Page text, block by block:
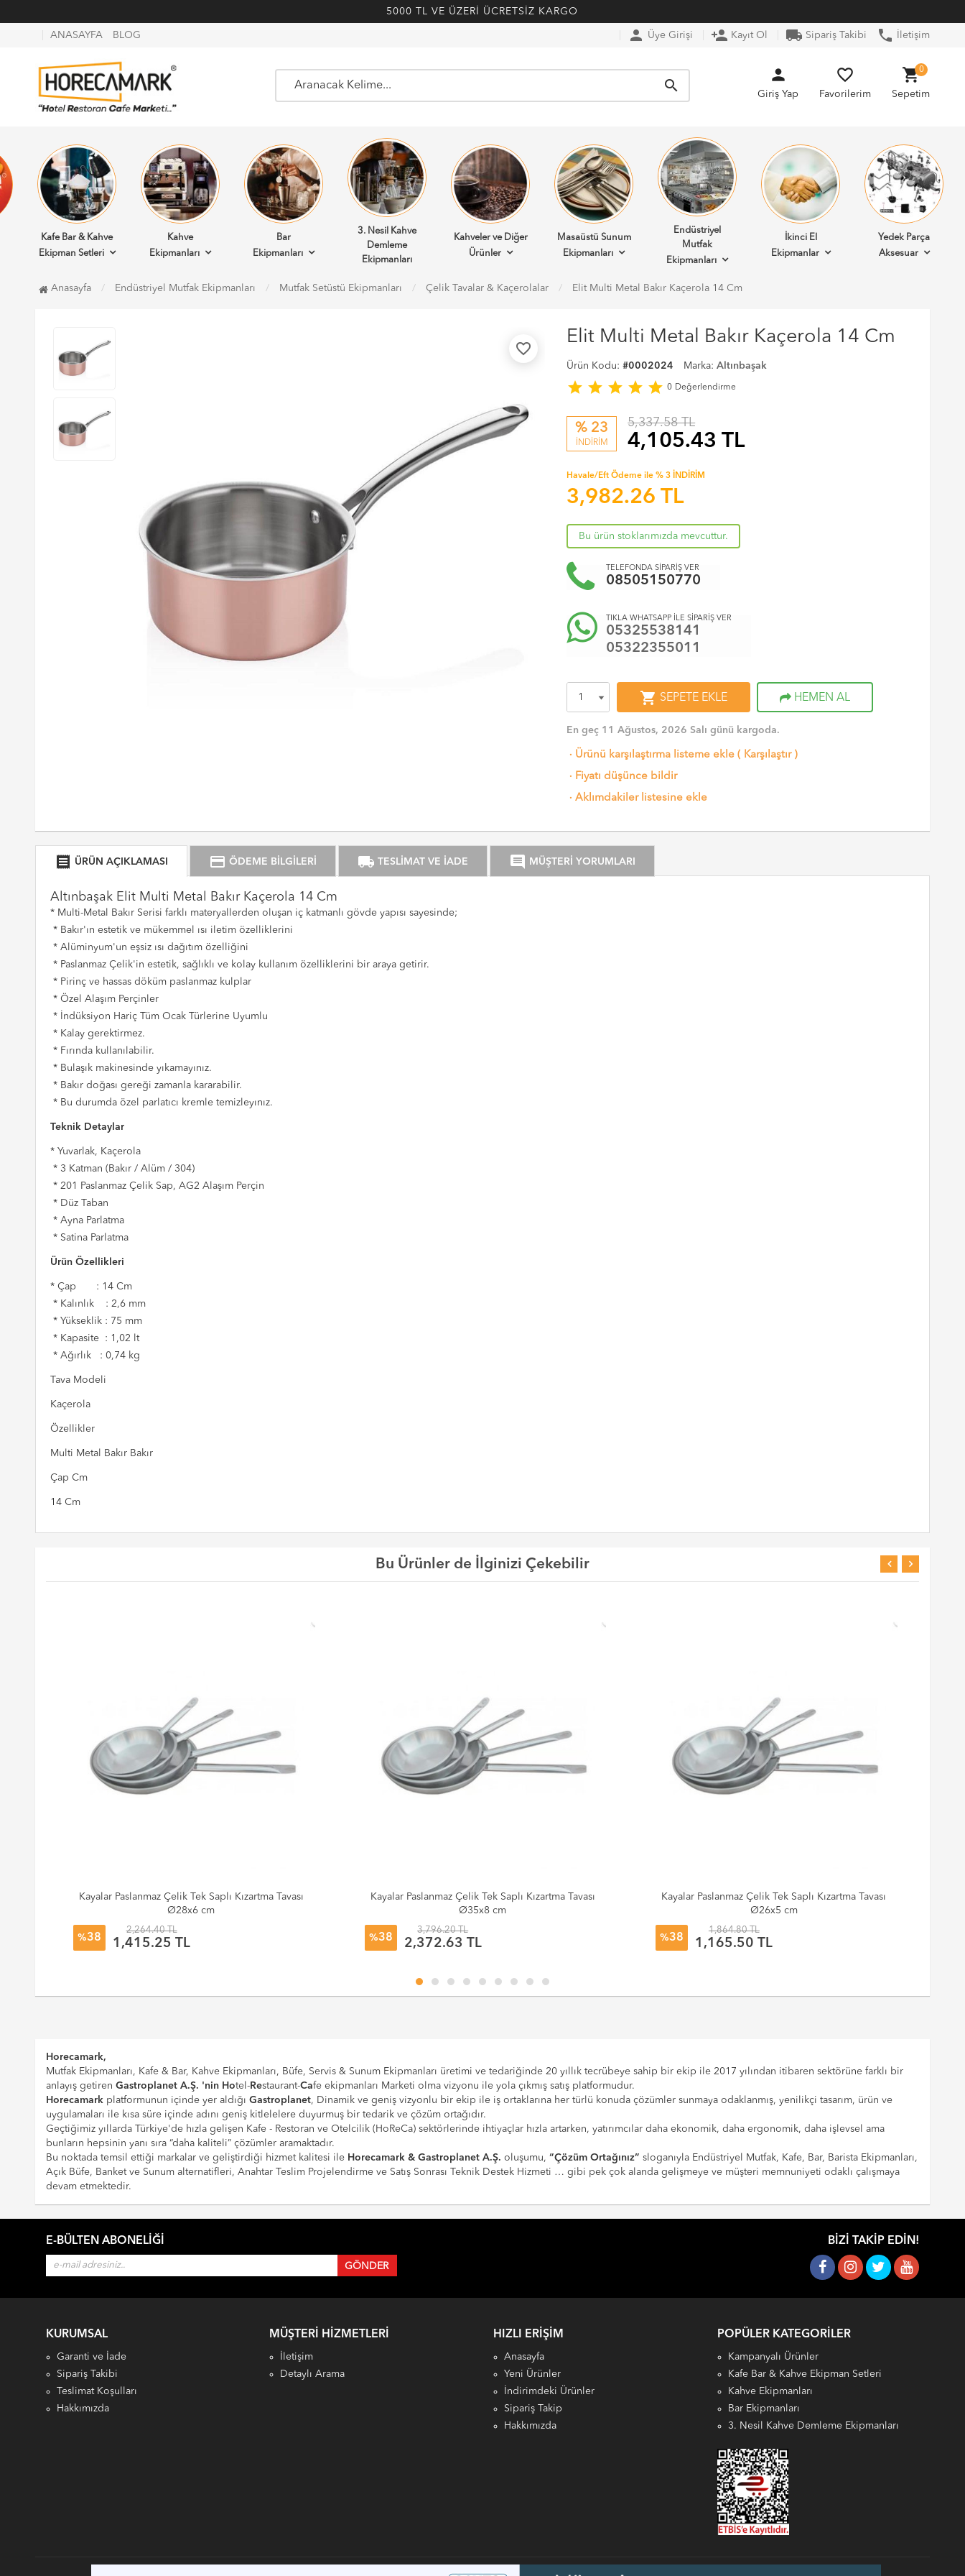
5000 TL VE ÜZERİ ÜCRETSİZ KARGO
ANASAYFA BLOG person Üye Girişi person_add Kayıt Ol local_shipping Sipariş Takibi phone İletişim
search
person
Giriş Yap
favorite_border
Favorilerim
shopping_cart
Sepetim
0
Kafe Bar & Kahve
Ekipman Setleri
Kahve
Ekipmanları
Bar
Ekipmanları
3. Nesil Kahve
Demleme
Ekipmanları
Kahveler ve Diğer
Ürünler
Masaüstü Sunum
Ekipmanları
Endüstriyel
Mutfak
Ekipmanları
İkinci El
Ekipmanlar
Yedek Parça
Aksesuar
Anasayfa Endüstriyel Mutfak Ekipmanları Mutfak Setüstü Ekipmanları Çelik Tavalar & Kaçerolalar Elit Multi Metal Bakır Kaçerola 14 Cm
favorite_border
Elit Multi Metal Bakır Kaçerola 14 Cm
Ürün Kodu:#0002024 Marka:Altınbaşak
star star star star star 0 Değerlendirme
% 23
İNDİRİM
5,337.58 TL
4,105.43 TL
Havale/Eft Ödeme ile % 3 İNDİRİM
3,982.26 TL
Bu ürün stoklarımızda mevcuttur.
TELEFONDA SİPARİŞ VER
08505150770
TIKLA WHATSAPP İLE SİPARİŞ VER
05325538141
05322355011
shopping_cart SEPETE EKLE HEMEN AL
En geç 11 Ağustos, 2026 Salı günü kargoda.
· Ürünü karşılaştırma listeme ekle ( Karşılaştır)
· Fiyatı düşünce bildir
·Aklımdakiler listesine ekle
receipt ÜRÜN AÇIKLAMASI credit_card ÖDEME BİLGİLERİ local_shipping TESLİMAT VE İADE comment MÜŞTERİ YORUMLARI
Altınbaşak Elit Multi Metal Bakır Kaçerola 14 Cm
* Multi-Metal Bakır Serisi farklı materyallerden oluşan iç katmanlı gövde yapısı sayesinde;
* Bakır'ın estetik ve mükemmel ısı iletim özelliklerini
* Alüminyum'un eşsiz ısı dağıtım özelliğini
* Paslanmaz Çelik'in estetik, sağlıklı ve kolay kullanım özelliklerini bir araya getirir.
* Pirinç ve hassas döküm paslanmaz kulplar
* Özel Alaşım Perçinler
* İndüksiyon Hariç Tüm Ocak Türlerine Uyumlu
* Kalay gerektirmez.
* Fırında kullanılabilir.
* Bulaşık makinesinde yıkamayınız.
* Bakır doğası gereği zamanla kararabilir.
* Bu durumda özel parlatıcı kremle temizleyınız.
Teknik Detaylar
* Yuvarlak, Kaçerola
* 3 Katman (Bakır / Alüm / 304)
* 201 Paslanmaz Çelik Sap, AG2 Alaşım Perçin
* Düz Taban
* Ayna Parlatma
* Satina Parlatma
Ürün Özellikleri
* Çap : 14 Cm
* Kalınlık : 2,6 mm
* Yükseklik : 75 mm
* Kapasite : 1,02 lt
* Ağırlık : 0,74 kg
Tava Modeli
Kaçerola
Özellikler
Multi Metal Bakır Bakır
Çap Cm
14 Cm
Bu Ürünler de İlginizi Çekebilir
Kayalar Paslanmaz Çelik Tek Saplı Kızartma Tavası
Ø28x6 cm
%38
2,264.40 TL
1,415.25 TL
Kayalar Paslanmaz Çelik Tek Saplı Kızartma Tavası
Ø35x8 cm
%38
3,796.20 TL
2,372.63 TL
Kayalar Paslanmaz Çelik Tek Saplı Kızartma Tavası
Ø26x5 cm
%38
1,864.80 TL
1,165.50 TL
Horecamark,
Mutfak Ekipmanları, Kafe & Bar, Kahve Ekipmanları, Büfe, Servis & Sunum Ekipmanları üretimi ve tedariğinde 20 yıllık tecrübeye sahip bir ekip ile 2017 yılından itibaren sektörüne farklı bir
anlayış getiren Gastroplanet A.Ş. 'nin Hotel-Restaurant-Cafe ekipmanları Marketi olma vizyonu ile yola çıkmış satış platformudur.
Horecamarkplatformunun içinde yer aldığı Gastroplanet, Dinamik ve geniş vizyonlu bir ekip ile iş ortaklarına her türlü konuda çözümler sunmaya odaklanmış, yenilikçi tasarım, ürün ve
uygulamaları ile kısa süre içinde adını geniş kitlelelere duyurmuş bir tedarik ve çözüm ortağıdır.
Geçtiğimiz yıllarda Türkiye'de hızla gelişen Kafe - Restoran ve Otelcilik (HoReCa) sektörlerinde ihtiyaçlar hızla artarken, yatırımcılar daha ekonomik, daha ergonomik, daha işlevsel ama
bunların hepsinin yanı sıra “daha kaliteli” çözümler aramaktadır.
Bu noktada temsil ettiği markalar ve geliştirdiği hizmet kalitesi ile Horecamark & Gastroplanet A.Ş. oluşumu, “Çözüm Ortağınız” sloganıyla Endüstriyel Mutfak, Kafe, Bar, Barista Ekipmanları,
Açık Büfe, Banket ve Sunum alternatifleri, Anahtar Teslim Projelendirme ve Satış Sonrası Teknik Destek Hizmeti … gibi pek çok alanda gelişmeye ve müşteri memnuniyeti odaklı çalışmaya
devam etmektedir.
E-BÜLTEN ABONELIĞI BIZI TAKIP EDIN!
KURUMSAL
Garanti ve İade
Sipariş Takibi
Teslimat Koşulları
Hakkımızda
MÜŞTERI HIZMETLERI
İletişim
Detaylı Arama
HIZLI ERIŞIM
Anasayfa
Yeni Ürünler
İndirimdeki Ürünler
Sipariş Takip
Hakkımızda
POPÜLER KATEGORILER
Kampanyalı Ürünler
Kafe Bar & Kahve Ekipman Setleri
Kahve Ekipmanları
Bar Ekipmanları
3. Nesil Kahve Demleme Ekipmanları